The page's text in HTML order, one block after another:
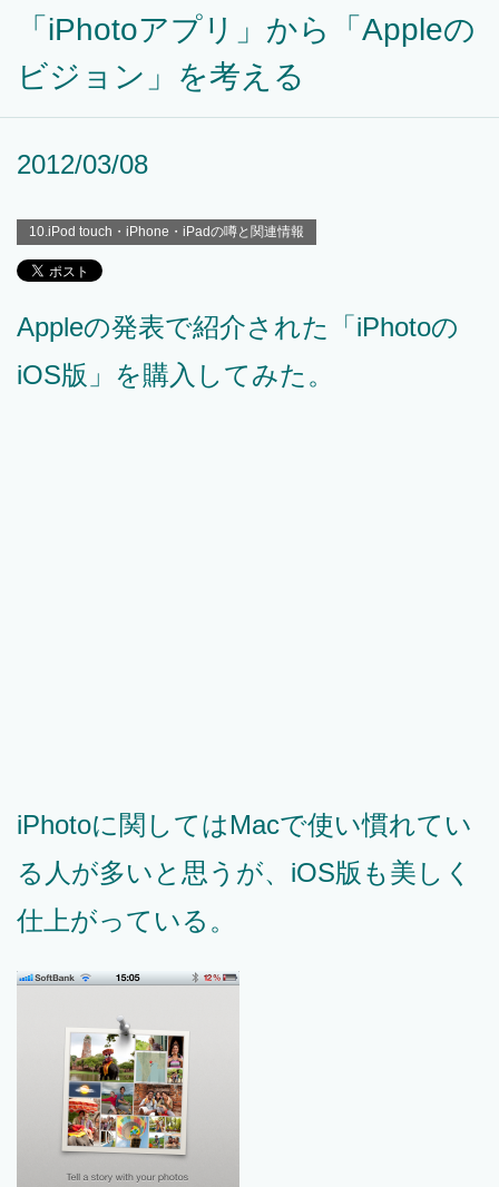
「iPhotoアプリ」から「Appleの
ビジョン」を考える
2012/03/08
10.iPod touch・iPhone・iPadの噂と関連情報
Appleの発表で紹介された「iPhotoの
iOS版」を購入してみた。
iPhotoに関してはMacで使い慣れてい
る人が多いと思うが、iOS版も美しく
仕上がっている。